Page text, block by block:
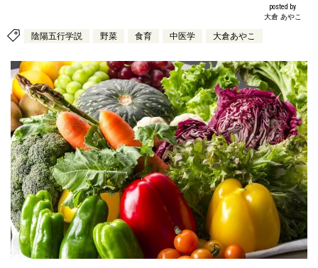
posted by
大倉 あやこ
陰陽五行学説 野菜 食育 中医学 大倉あやこ